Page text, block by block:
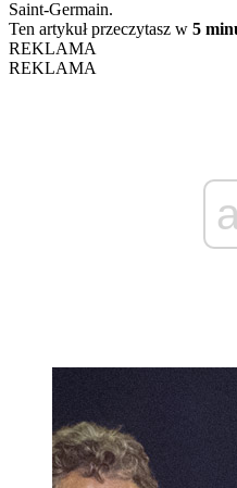
Saint-Germain.
Ten artykuł przeczytasz w 5
REKLAMA
REKLAMA